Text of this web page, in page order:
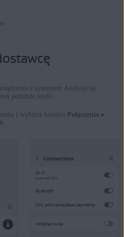
Adres serwera DNS
8.8.8.8
9.9.9.9
z systemem Android na
poniższe kroki:
i wybierz kolejno Połączenia ▸